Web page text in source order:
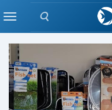
Zoeken
MenuVIJVER AFDELING